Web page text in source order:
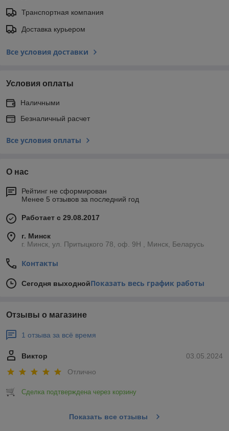
Транспортная компания
Доставка курьером
Все условия доставки
Условия оплаты
Наличными
Безналичный расчет
Все условия оплаты
О нас
Рейтинг не сформирован
Менее 5 отзывов за последний год
Работает с 29.08.2017
г. Минск
г. Минск, ул. Притыцкого 78, оф. 9Н , Минск, Беларусь
Контакты
Сегодня выходнойПоказать весь график работы
Отзывы о магазине
1 отзыва за всё время
03.05.2024
Виктор
Отлично
Сделка подтверждена через корзину
Показать все отзывы